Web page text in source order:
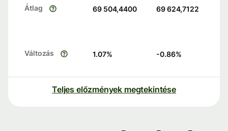
Átlag 69 504,4400 69 624,7122
Változás 1.07% -0.86%
Teljes előzmények megtekintése